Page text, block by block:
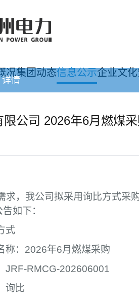
况集团动态信息公示企业文化
详情
公司 2026年6月燃煤
，我公司拟采用询比方式采
如下：
式
称：2026年6月燃煤采购
JRF-RMCG-202606001
询比